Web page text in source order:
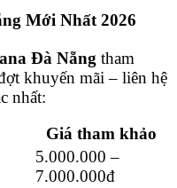
Mới Nhất 2026
Đà Nẵng tham
khuyến mãi – liên hệ
nhất:
Giá tham khảo
5.000.000 –
7.000.000đ